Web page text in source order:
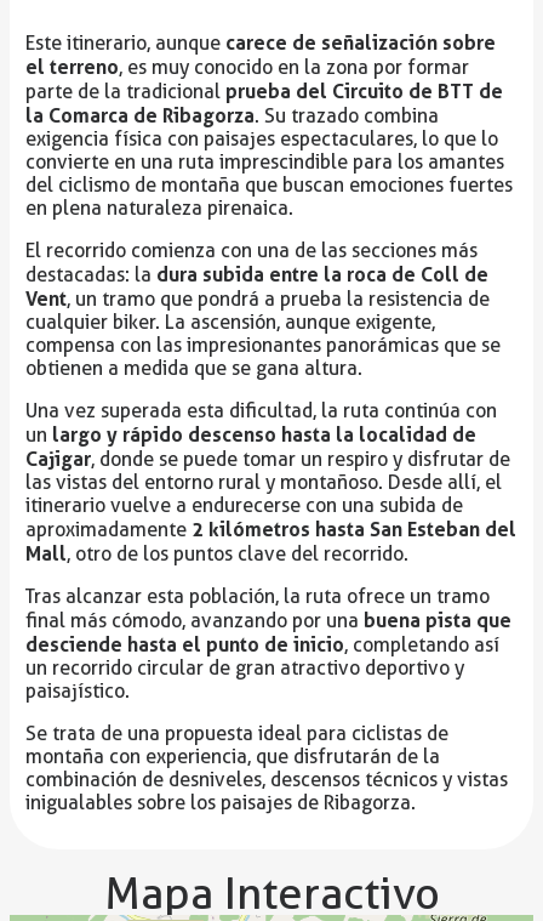
Este itinerario, aunque carece de señalización sobre
el terreno, es muy conocido en la zona por formar
parte de la tradicional prueba del Circuito de BTT de
la Comarca de Ribagorza. Su trazado combina
exigencia física con paisajes espectaculares, lo que lo
convierte en una ruta imprescindible para los amantes
del ciclismo de montaña que buscan emociones fuertes
en plena naturaleza pirenaica.
El recorrido comienza con una de las secciones más
destacadas: la dura subida entre la roca de Coll de
Vent, un tramo que pondrá a prueba la resistencia de
cualquier biker. La ascensión, aunque exigente,
compensa con las impresionantes panorámicas que se
obtienen a medida que se gana altura.
Una vez superada esta dificultad, la ruta continúa con
un largo y rápido descenso hasta la localidad de
Cajigar, donde se puede tomar un respiro y disfrutar de
las vistas del entorno rural y montañoso. Desde allí, el
itinerario vuelve a endurecerse con una subida de
aproximadamente 2 kilómetros hasta San Esteban del
Mall, otro de los puntos clave del recorrido.
Tras alcanzar esta población, la ruta ofrece un tramo
final más cómodo, avanzando por una buena pista que
desciende hasta el punto de inicio, completando así
un recorrido circular de gran atractivo deportivo y
paisajístico.
Se trata de una propuesta ideal para ciclistas de
montaña con experiencia, que disfrutarán de la
combinación de desniveles, descensos técnicos y vistas
inigualables sobre los paisajes de Ribagorza.
Mapa Interactivo